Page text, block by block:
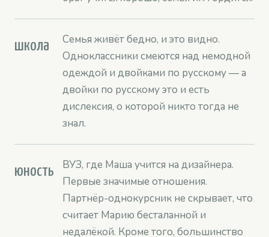
школа
Семья живёт бедно, и это видно.
Одноклассники смеются над немодной
одеждой и двойками по русскому — а
двойки по русскому это и есть
дислексия, о которой никто тогда не
знал.
юность
ВУЗ, где Маша учится на дизайнера.
Первые значимые отношения.
Партнёр-однокурсник не скрывает, что
считает Марию бесталанной и
недалёкой. Кроме того, большинство